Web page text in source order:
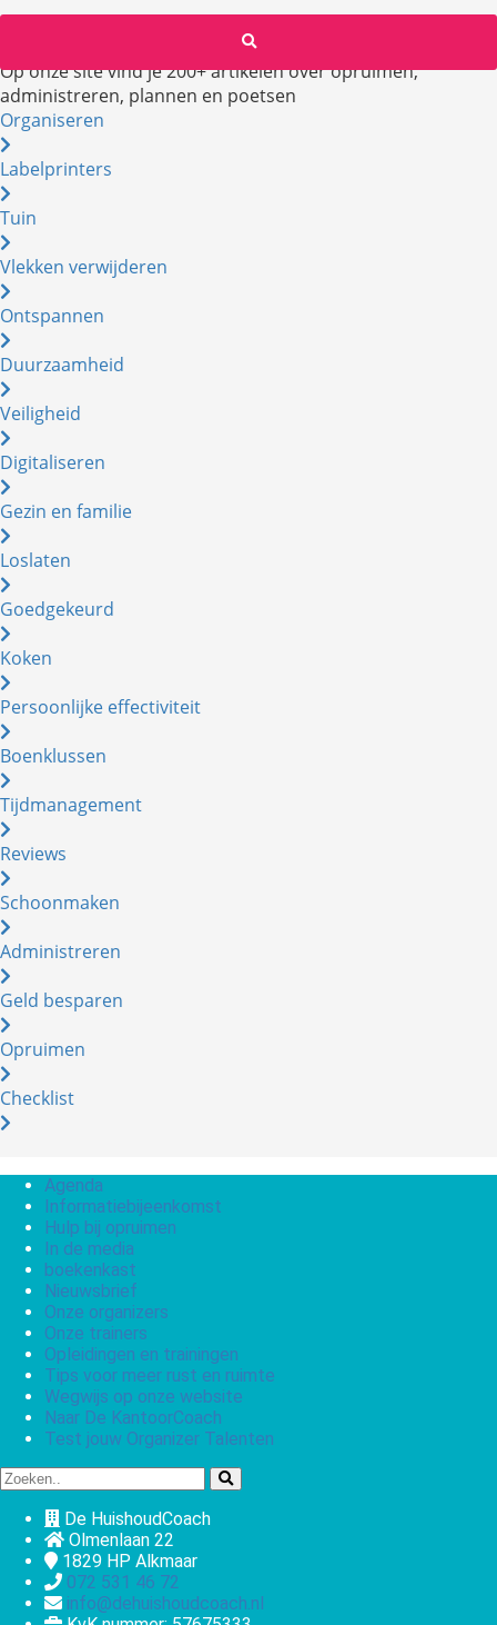
Op onze site vind je 200+ artikelen over opruimen,
administreren, plannen en poetsen
Organiseren
Labelprinters
Tuin
Vlekken verwijderen
Ontspannen
Duurzaamheid
Veiligheid
Digitaliseren
Gezin en familie
Loslaten
Goedgekeurd
Koken
Persoonlijke effectiviteit
Boenklussen
Tijdmanagement
Reviews
Schoonmaken
Administreren
Geld besparen
Opruimen
Checklist
Agenda
Informatiebijeenkomst
Hulp bij opruimen
In de media
boekenkast
Nieuwsbrief
Onze organizers
Onze trainers
Opleidingen en trainingen
Tips voor meer rust en ruimte
Wegwijs op onze website
Naar De KantoorCoach
Test jouw Organizer Talenten
De HuishoudCoach
Olmenlaan 22
1829 HP Alkmaar
072 531 46 72
info@dehuishoudcoach.nl